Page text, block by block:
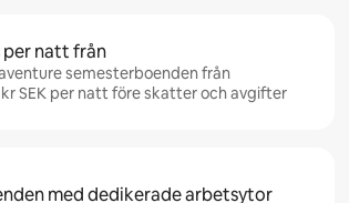
per natt från
semesterboenden från
SEK per natt före skatter och avgifter
med dedikerade arbetsytor